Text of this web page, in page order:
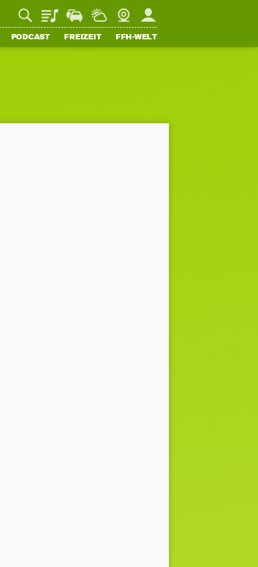
PlaylistStaupilotWetterWebcamMein FFH
PODCAST FREIZEIT FFH-WELT